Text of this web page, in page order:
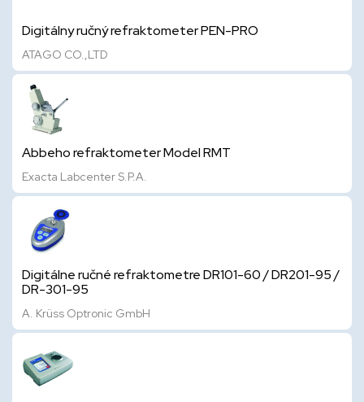
Digitálny ručný refraktometer PEN-PRO
ATAGO CO.,LTD
Abbeho refraktometer Model RMT
Exacta Labcenter S.P.A.
Digitálne ručné refraktometre DR101-60 / DR201-95 /
DR-301-95
A. Krüss Optronic GmbH